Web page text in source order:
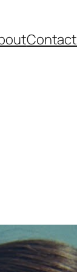
Contact